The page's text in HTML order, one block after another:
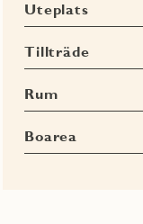
Uteplats
Tillträde
Rum
Boarea